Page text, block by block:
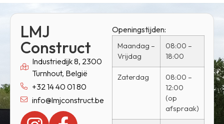
LMJ
Construct
Industriedijk 8, 2300
Turnhout, België
+32 14 40 01 80
info@lmjconstruct.be
Openingstijden:
Maandag –
Vrijdag
08:00 –
18:00
Zaterdag
08:00 –
12:00
(op
afspraak)